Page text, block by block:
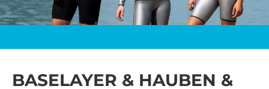
BASELAYER & HAUBEN &